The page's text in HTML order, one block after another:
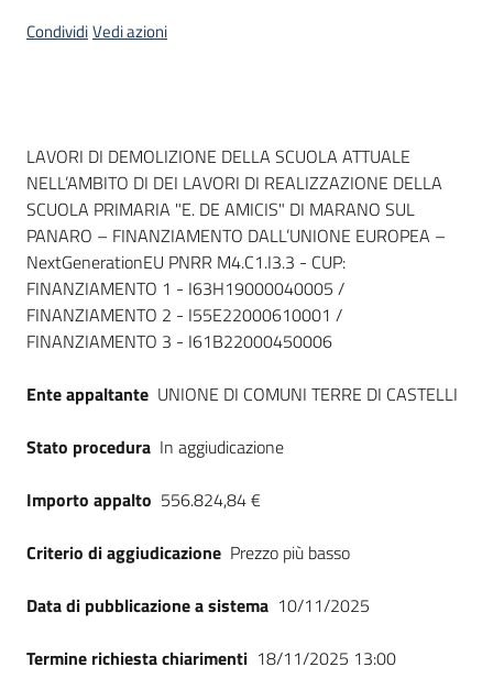
su
CondividiVedi azioni
Dati del bando
LAVORI DI DEMOLIZIONE DELLA SCUOLA ATTUALE
NELL’AMBITO DI DEI LAVORI DI REALIZZAZIONE DELLA
SCUOLA PRIMARIA "E. DE AMICIS" DI MARANO SUL
PANARO – FINANZIAMENTO DALL’UNIONE EUROPEA –
NextGenerationEU PNRR M4.C1.I3.3 - CUP:
FINANZIAMENTO 1 - I63H19000040005 /
FINANZIAMENTO 2 - I55E22000610001 /
FINANZIAMENTO 3 - I61B22000450006
Ente appaltante UNIONE DI COMUNI TERRE DI CASTELLI
Stato procedura In aggiudicazione
Importo appalto 556.824,84 €
Criterio di aggiudicazione Prezzo più basso
Data di pubblicazione a sistema 10/11/2025
Termine richiesta chiarimenti 18/11/2025 13:00